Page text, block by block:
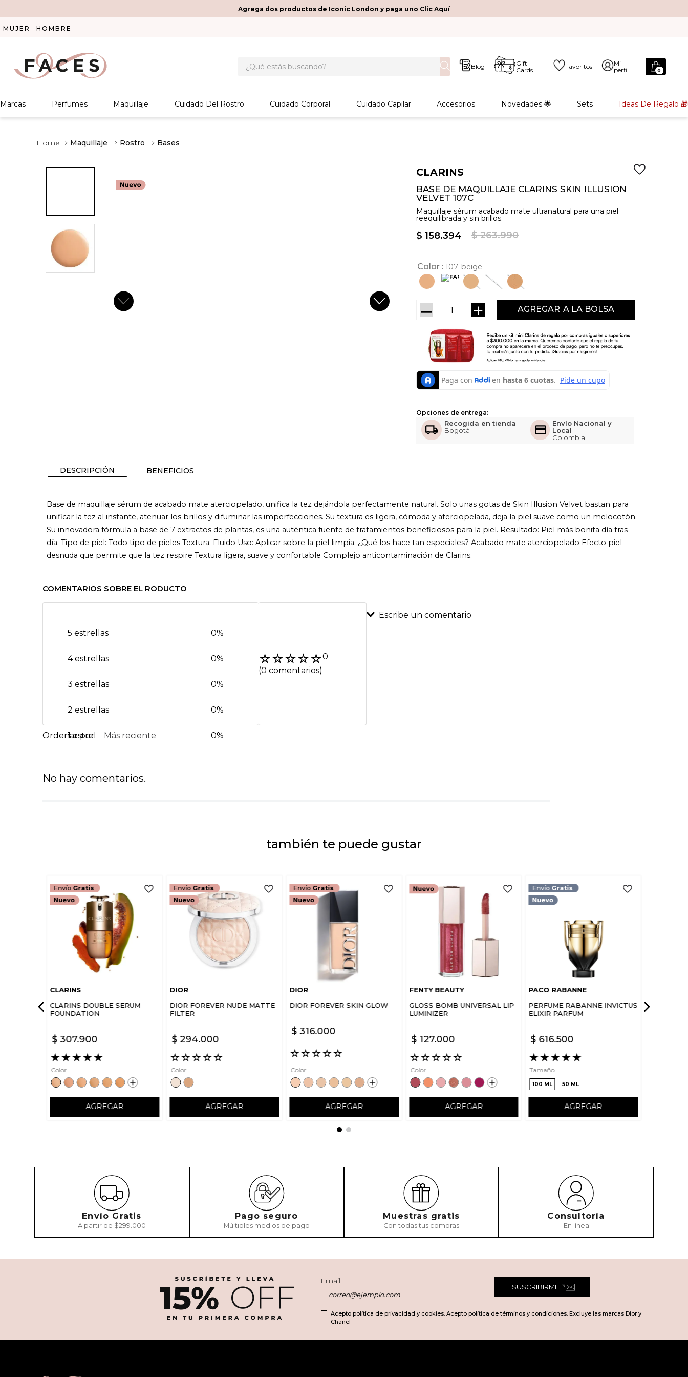
Agrega dos productos de Iconic London y paga uno Clic Aquí
MUJER HOMBRE
Blog
Gift
Cards
Favoritos
Mi
perfil
0
Marcas Perfumes Maquillaje Cuidado Del Rostro Cuidado Corporal Cuidado Capilar Accesorios Novedades 🌟 Sets Ideas De Regalo 🎁
Maquillaje Rostro Bases
CLARINS
BASE DE MAQUILLAJE CLARINS SKIN ILLUSION
VELVET 107C
Maquillaje sérum acabado mate ultranatural para una piel
reequilibrada y sin brillos.
$ 158.394 $ 263.990
Color 107-beige
AGREGAR
＋
－
Opciones de entrega:
Recogida en tienda
Bogotá
Envío Nacional y
Local
Colombia
DESCRIPCIÓN BENEFICIOS
Base de maquillaje sérum de acabado mate aterciopelado, unifica la tez dejándola perfectamente natural. Solo unas gotas de Skin Illusion Velvet bastan para
unificar la tez al instante, atenuar los brillos y difuminar las imperfecciones. Su textura es ligera, cómoda y aterciopelada, deja la piel suave como un melocotón.
Su innovadora fórmula a base de 7 extractos de plantas, es una auténtica fuente de tratamientos beneficiosos para la piel. Resultado: Piel más bonita día tras
día. Tipo de piel: Todo tipo de pieles Textura: Fluido Uso: Aplicar sobre la piel limpia. ¿Qué los hace tan especiales? Acabado mate aterciopelado Efecto piel
desnuda que permite que la tez respire Textura ligera, suave y confortable Complejo anticontaminación de Clarins.
COMENTARIOS SOBRE EL RODUCTO
☆☆☆☆☆0
(0 comentarios)
5 estrellas 0%
4 estrellas 0%
3 estrellas 0%
2 estrellas 0%
1 estrella 0%
Escribe un comentario
Más reciente
No hay comentarios.
también te puede gustar
Envío Gratis
CLARINS
CLARINS DOUBLE SERUM
FOUNDATION
$ 307.900
★★★★★
Color
AGREGAR
Envío Gratis
DIOR
DIOR FOREVER NUDE MATTE
FILTER
$ 294.000
☆☆☆☆☆
Color
AGREGAR
Envío Gratis
DIOR
DIOR FOREVER SKIN GLOW
$ 316.000
☆☆☆☆☆
Color
AGREGAR
FENTY BEAUTY
GLOSS BOMB UNIVERSAL LIP
LUMINIZER
$ 127.000
☆☆☆☆☆
Color
AGREGAR
Envío Gratis
PACO RABANNE
PERFUME RABANNE INVICTUS
ELIXIR PARFUM
$ 616.500
★★★★★
Tamaño
100 ML 50 ML
AGREGAR
Envío Gratis
A partir de $299.000
Pago seguro
Múltiples medios de pago
Muestras gratis
Con todas tus compras
Consultoría
En línea
Email
SUSCRIBIRME
Acepto política de privacidad y cookies. Acepto política de términos y condiciones. Excluye las marcas Dior y
Chanel